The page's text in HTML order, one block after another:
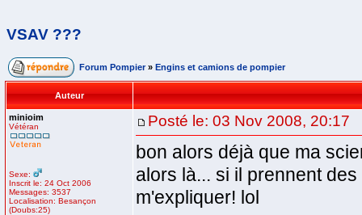
VSAV ???
Forum Pompier » Engins et camions de pompier
Auteur
minioim
Vétéran
Sexe:
Inscrit le: 24 Oct 2006
Messages: 3537
Localisation: Besançon
(Doubs:25)
Posté le: 03 Nov 2008, 20:17
bon alors déjà que ma
alors là... si il prennent
m'expliquer! lol